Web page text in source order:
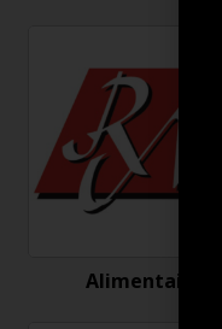
Alimentaire